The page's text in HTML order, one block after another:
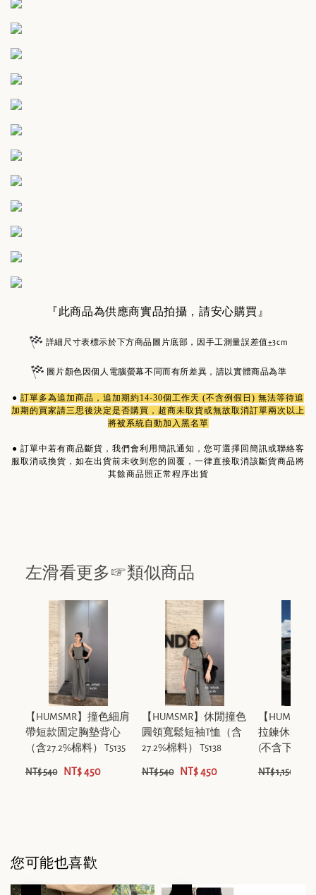
『此商品為供應商實品拍攝，請安心購買』
詳細尺寸表標示於下方商品圖片底部，因手工測量誤差值±3cm
圖片顏色因個人電腦螢幕不同而有所差異，請以實體商品為準
● 訂單多為追加商品 ，追加期約14-30個工作天 (不含例假日) 無法等待追
加期的買家請三思後決定是否購買，超商未取貨或無故取消訂單兩次以上
將被系統自動加入黑名單
● 訂單中若有商品斷貨，我們會利用簡訊通知，您可選擇回簡訊或聯絡客
服取消或換貨，如在出貨前未收到您的回覆，一律直接取消該斷貨商品將
其餘商品照正常程序出貨
左滑看更多☞類似商品
【HUMSMR】撞色細肩
帶短款固定胸墊背心
（含27.2%棉料） T5135
NT$ 540 NT$ 450
【HUMSMR】休閒撞色
圓領寬鬆短袖T恤（含
27.2%棉料） T5138
NT$ 540 NT$ 450
【
拉鍊休閒顯
(不含下裝+
NT$ 1,150
您可能也喜歡